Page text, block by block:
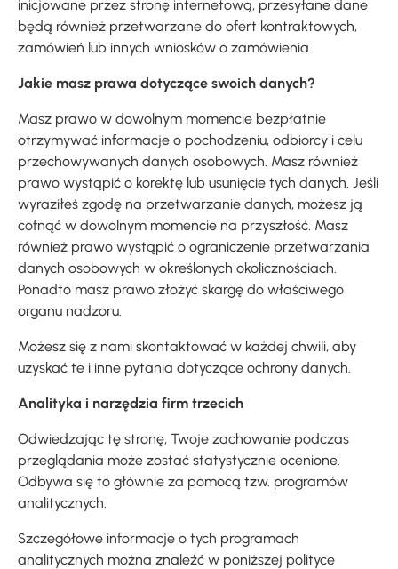
inicjowane przez stronę internetową, przesyłane dane
będą również przetwarzane do ofert kontraktowych,
zamówień lub innych wniosków o zamówienia.
Jakie masz prawa dotyczące swoich danych?
Masz prawo w dowolnym momencie bezpłatnie
otrzymywać informacje o pochodzeniu, odbiorcy i celu
przechowywanych danych osobowych. Masz również
prawo wystąpić o korektę lub usunięcie tych danych. Jeśli
wyraziłeś zgodę na przetwarzanie danych, możesz ją
cofnąć w dowolnym momencie na przyszłość. Masz
również prawo wystąpić o ograniczenie przetwarzania
danych osobowych w określonych okolicznościach.
Ponadto masz prawo złożyć skargę do właściwego
organu nadzoru.
Możesz się z nami skontaktować w każdej chwili, aby
uzyskać te i inne pytania dotyczące ochrony danych.
Analityka i narzędzia firm trzecich
Odwiedzając tę stronę, Twoje zachowanie podczas
przeglądania może zostać statystycznie ocenione.
Odbywa się to głównie za pomocą tzw. programów
analitycznych.
Szczegółowe informacje o tych programach
analitycznych można znaleźć w poniższej polityce